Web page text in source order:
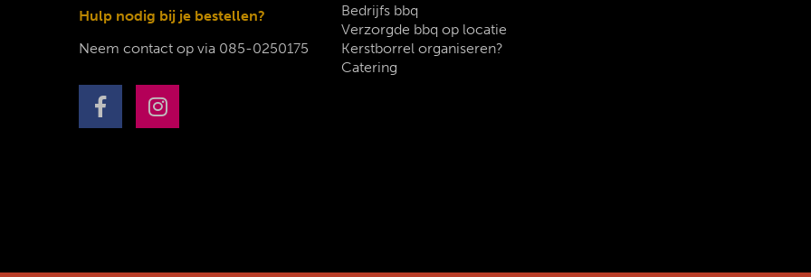
Hulp nodig bij je bestellen?
Neem contact op via 085-0250175
Bedrijfs bbq
Verzorgde bbq op locatie
Kerstborrel organiseren?
Catering